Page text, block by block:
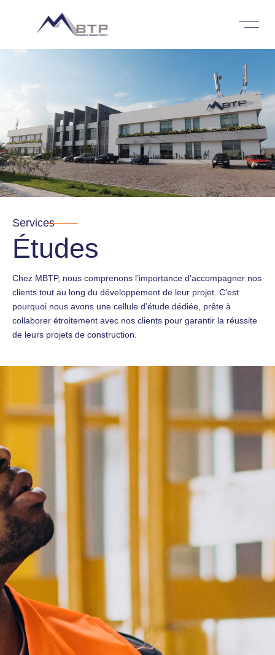
Services
Études
Chez MBTP, nous comprenons l’importance d’accompagner nos
clients tout au long du développement de leur projet. C’est
pourquoi nous avons une cellule d’étude dédiée, prête à
collaborer étroitement avec nos clients pour garantir la réussite
de leurs projets de construction.